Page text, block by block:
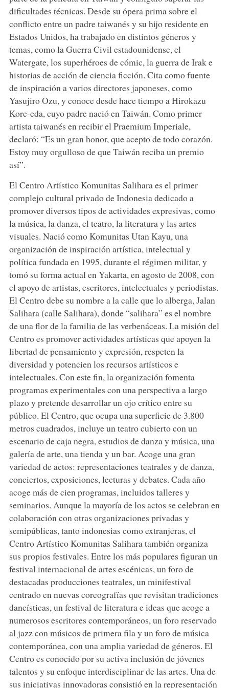
dificultades técnicas. Desde su ópera prima sobre el
conflicto entre un padre taiwanés y su hijo residente en
Estados Unidos, ha trabajado en distintos géneros y
temas, como la Guerra Civil estadounidense, el
Watergate, los superhéroes de cómic, la guerra de Irak e
historias de acción de ciencia ficción. Cita como fuente
de inspiración a varios directores japoneses, como
Yasujiro Ozu, y conoce desde hace tiempo a Hirokazu
Kore-eda, cuyo padre nació en Taiwán. Como primer
artista taiwanés en recibir el Praemium Imperiale,
declaró: “Es un gran honor, que acepto de todo corazón.
Estoy muy orgulloso de que Taiwán reciba un premio
así”.
El Centro Artístico Komunitas Salihara es el primer
complejo cultural privado de Indonesia dedicado a
promover diversos tipos de actividades expresivas, como
la música, la danza, el teatro, la literatura y las artes
visuales. Nació como Komunitas Utan Kayu, una
organización de inspiración artística, intelectual y
política fundada en 1995, durante el régimen militar, y
tomó su forma actual en Yakarta, en agosto de 2008, con
el apoyo de artistas, escritores, intelectuales y periodistas.
El Centro debe su nombre a la calle que lo alberga, Jalan
Salihara (calle Salihara), donde “salihara” es el nombre
de una flor de la familia de las verbenáceas. La misión del
Centro es promover actividades artísticas que apoyen la
libertad de pensamiento y expresión, respeten la
diversidad y potencien los recursos artísticos e
intelectuales. Con este fin, la organización fomenta
programas experimentales con una perspectiva a largo
plazo y pretende desarrollar un ojo crítico entre su
público. El Centro, que ocupa una superficie de 3.800
metros cuadrados, incluye un teatro cubierto con un
escenario de caja negra, estudios de danza y música, una
galería de arte, una tienda y un bar. Acoge una gran
variedad de actos: representaciones teatrales y de danza,
conciertos, exposiciones, lecturas y debates. Cada año
acoge más de cien programas, incluidos talleres y
seminarios. Aunque la mayoría de los actos se celebran en
colaboración con otras organizaciones privadas y
semipúblicas, tanto indonesias como extranjeras, el
Centro Artístico Komunitas Salihara también organiza
sus propios festivales. Entre los más populares figuran un
festival internacional de artes escénicas, un foro de
destacadas producciones teatrales, un minifestival
centrado en nuevas coreografías que revisitan tradiciones
dancísticas, un festival de literatura e ideas que acoge a
numerosos escritores contemporáneos, un foro reservado
al jazz con músicos de primera fila y un foro de música
contemporánea, con una amplia variedad de géneros. El
Centro es conocido por su activa inclusión de jóvenes
talentos y su enfoque interdisciplinar de las artes. Una de
sus iniciativas innovadoras consistió en la representación